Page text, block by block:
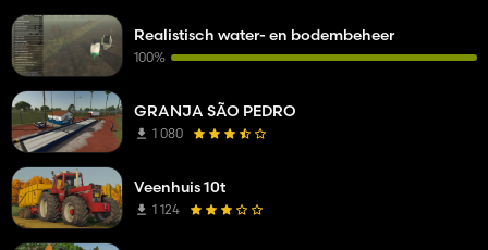
Realistisch water- en bodembeheer
100%
GRANJA SÃO PEDRO
1 080
Veenhuis 10t
1 124